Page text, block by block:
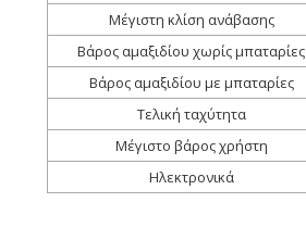
Μέγιστη κλίση ανάβασης
Βάρος αμαξιδίου χωρίς μπαταρίες
Βάρος αμαξιδίου με μπαταρίες
Τελική ταχύτητα
Μέγιστο βάρος χρήστη
Ηλεκτρονικά